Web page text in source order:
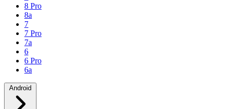
8 Pro
8a
7
7 Pro
7a
6
6 Pro
6a
Android